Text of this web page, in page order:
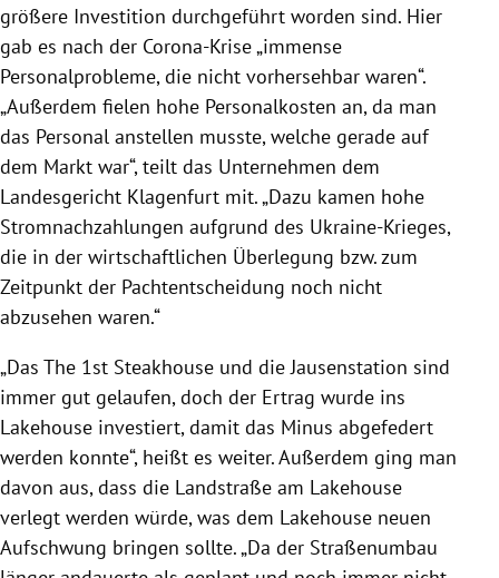
größere Investition durchgeführt worden sind. Hier
gab es nach der Corona-Krise „immense
Personalprobleme, die nicht vorhersehbar waren“.
„Außerdem fielen hohe Personalkosten an, da man
das Personal anstellen musste, welche gerade auf
dem Markt war“, teilt das Unternehmen dem
Landesgericht Klagenfurt mit. „Dazu kamen hohe
Stromnachzahlungen aufgrund des Ukraine-Krieges,
die in der wirtschaftlichen Überlegung bzw. zum
Zeitpunkt der Pachtentscheidung noch nicht
abzusehen waren.“
„Das The 1st Steakhouse und die Jausenstation sind
immer gut gelaufen, doch der Ertrag wurde ins
Lakehouse investiert, damit das Minus abgefedert
werden konnte“, heißt es weiter. Außerdem ging man
davon aus, dass die Landstraße am Lakehouse
verlegt werden würde, was dem Lakehouse neuen
Aufschwung bringen sollte. „Da der Straßenumbau